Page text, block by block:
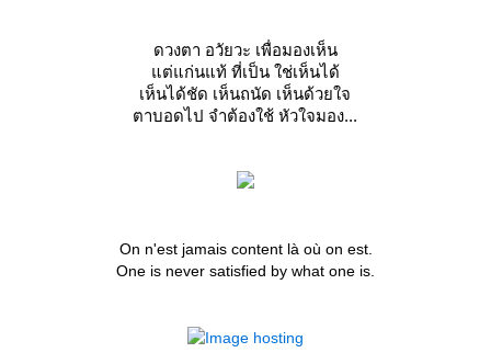
ดวงตา อวัยวะ เพื่อมองเห็น
ต่แก่นแท้ ที่เป็น ใช่เห็นได้
เห็นได้ชัด เห็นถนัด เห็นด้วยใจ
ตาบอดไป จำต้องใช้ หัวใจมอง...
On n'est jamais content là où on est.
One is never satisfied by what one is.